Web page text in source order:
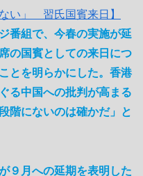
い」 習氏国賓来日】
番組で、今春の実施が延
の国賓としての来日につ
とを明らかにした。香港
る中国への批判が高まる
階にないのは確かだ」と
９月への延期を表明した